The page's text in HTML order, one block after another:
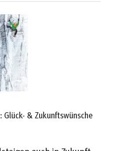
& Zukunftswünsche